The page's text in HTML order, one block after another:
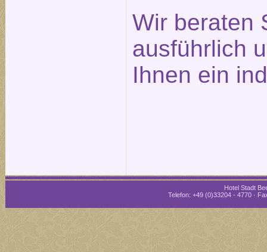
Wir beraten
ausführlich
Ihnen ein
Hotel Stadt
Telefon: +49 (0)33204 - 4770 ·